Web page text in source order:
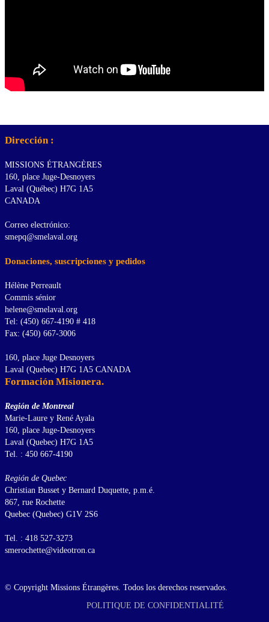
Dirección :
MISSIONS ÉTRANGÈRES
160, place Juge-Desnoyers
Laval (Québec) H7G 1A5
CANADA
Correo electrónico:
smepq@smelaval.org
Donaciones, suscripciones y pedidos
Hélène Perreault
Commis sénior
helene@smelaval.org
Tel: (450) 667-4190 # 418
Fax: (450) 667-3006
160, place Juge Desnoyers
Laval (Quebec) H7G 1A5 CANADA
Formación Misionera.
Región de Montreal
Marie-Laure y René Ayala
160, place Juge-Desnoyers
Laval (Quebec) H7G 1A5
Tel. : 450 667-4190
Región de Quebec
Christian Busset y Bernard Duquette, p.m.é.
867, rue Rochette
Quebec (Quebec) G1V 2S6
Tel. : 418 527-3273
smerochette@videotron.ca
© Copyright Missions Étrangères. Todos los derechos reservados.
POLITIQUE DE CONFIDENTIALITÉ